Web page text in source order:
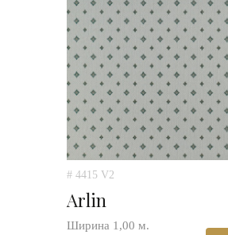
# 4415 V2
Arlin
Ширина 1,00 м.